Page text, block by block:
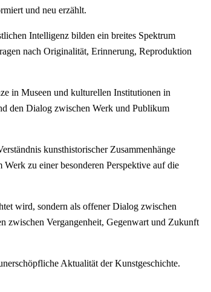
und neu erzählt.
Intelligenz bilden ein breites Spektrum
nach Originalität, Erinnerung, Reproduktion
in Museen und kulturellen Institutionen in
den Dialog zwischen Werk und Publikum
kunsthistorischer Zusammenhänge
zu einer besonderen Perspektive auf die
wird, sondern als offener Dialog zwischen
zwischen Vergangenheit, Gegenwart und Zukunft
Aktualität der Kunstgeschichte.